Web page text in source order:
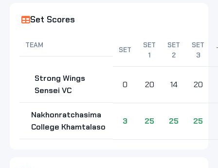
Set Scores
TEAM
SET
SET
1
SET
2
SET
3
Strong Wings
Sensei VC
0 20 14 20
Nakhonratchasima
College Khamtalaso
3 25 25 25